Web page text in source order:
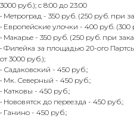
3000 руб.); с 8:00 до 23:00
• Метроград - 350 руб. (250 руб. при
• Европейские улочки - 400 руб. (300
• Макарье - 350 руб. (250 руб. при
• Филейка за площадью 20-ого
от 3000 руб.);
• Садаковский - 450 руб.;
• Мк. Северный - 450 руб.;
• Катковы - 450 руб.;
• Нововятск до переезда - 450 руб.;
• Ганино - 450 руб.;